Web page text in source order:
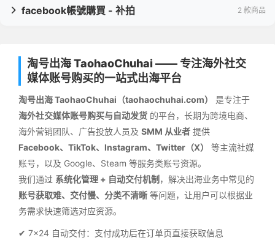
facebook帳號購買 - 补拍 2 款商品

淘号出海 TaohaoChuhai —— 专注海外社交
媒体账号购买的一站式出海平台
淘号出海 TaohaoChuhai（taohaochuhai.com）
是专注于
海外社交媒体账号购买与自动发货 的平台，长期为跨境电商、
海外营销团队、广告投放人员及 SMM 从业者 提供
Facebook、TikTok、Instagram、Twitter（X）
等主流社媒
账号，以及 Google、Steam 等服务类账号资源。
我们通过 系统化管理 + 自动交付机制 ，解决出海业务中常见的
账号获取难、交付慢、分类不清晰 等问题，让用户可以根据业
务需求快速筛选对应资源。
✔ 7×24 自动交付：支付成功后在订单页直接获取信息